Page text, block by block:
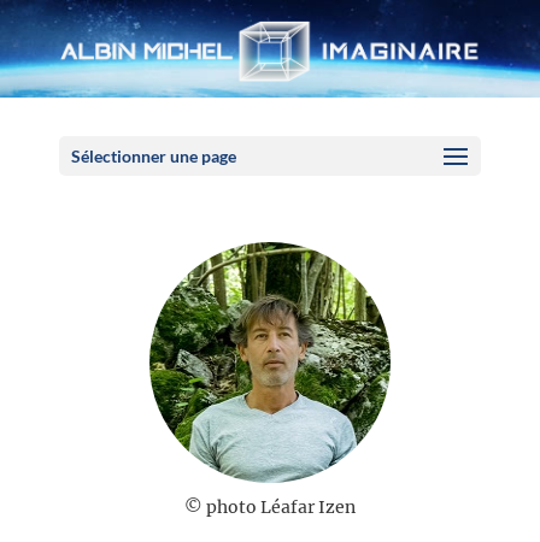
Sélectionner une page
© photo Léafar Izen
Panneau de gestion des cookies